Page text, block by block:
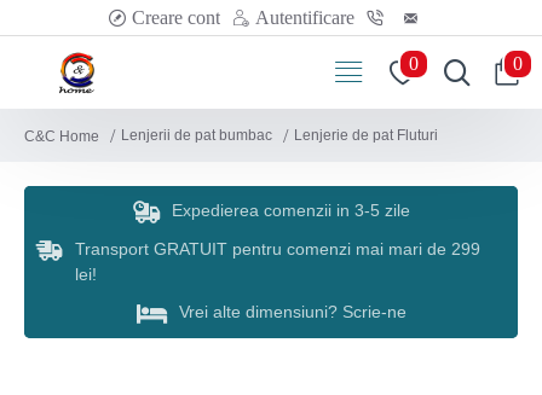
Creare cont Autentificare
0 0
C&C Home Lenjerii de pat bumbac Lenjerie de pat Fluturi
Expedierea comenzii in 3-5 zile
Transport GRATUIT pentru comenzi mai mari de 299
lei!
Vrei alte dimensiuni? Scrie-ne